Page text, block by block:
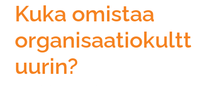
Kuka omistaa
organisaatiokultt
uurin?